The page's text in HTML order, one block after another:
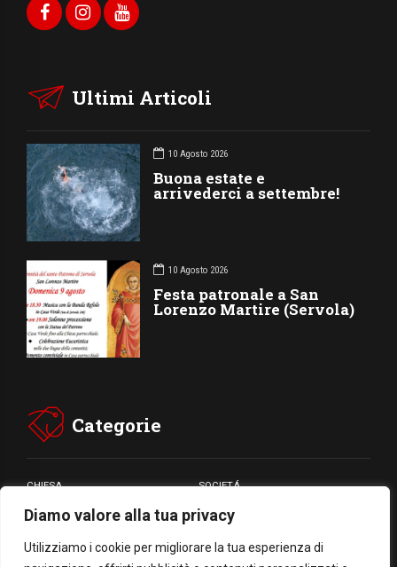
Diamo valore alla tua privacy
Utilizziamo i cookie per migliorare la tua esperienza di
Ultimi Articoli
10 Agosto 2026
Buona estate e
arrivederci a settembre!
10 Agosto 2026
Festa patronale a San
Lorenzo Martire (Servola)
Categorie
CHIESA SOCIETÁ
CARITÁ GIUBILEO
CULTURA MEDIA